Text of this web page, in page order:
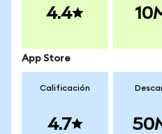
4.4
App Store
Calificación
4.7